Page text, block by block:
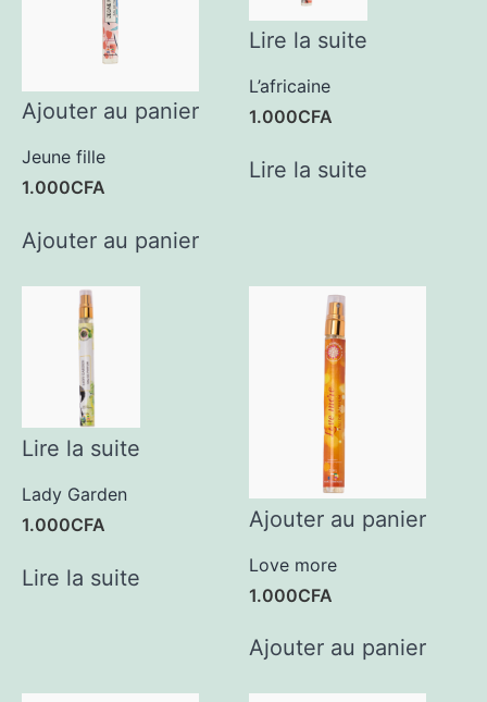
Ajouter au panier
Jeune fille
1.000CFA
Ajouter au panier
Lire la suite
L’africaine
1.000CFA
Lire la suite
Lire la suite
Lady Garden
1.000CFA
Lire la suite
Ajouter au panier
Love more
1.000CFA
Ajouter au panier